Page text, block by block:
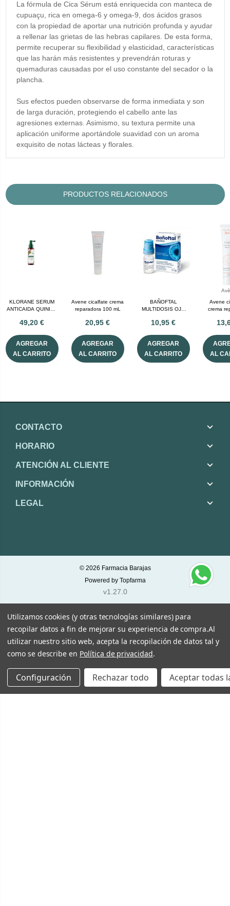
La fórmula de Cica Sérum está enriquecida con manteca de
cupuaçu, rica en omega-6 y omega-9, dos ácidos grasos
con la propiedad de aportar una nutrición profunda y ayudar
a rellenar las grietas de las hebras capilares. De esta forma,
permite recuperar su flexibilidad y elasticidad, características
que las harán más resistentes y prevendrán roturas y
quemaduras causadas por el uso constante del secador o la
plancha.
Sus efectos pueden observarse de forma inmediata y son
de larga duración, protegiendo el cabello ante las
agresiones externas. Asimismo, su textura permite una
aplicación uniforme aportándole suavidad con un aroma
exquisito de notas lácteas y florales.
PRODUCTOS RELACIONADOS
KLORANE SERUM
ANTICAIDA QUININA
49,20 €
AGREGAR
AL CARRITO
Avene cicalfate crema
reparadora 100 mL
20,95 €
AGREGAR
AL CARRITO
BAÑOFTAL
MULTIDOSIS OJO
10,95 €
AGREGAR
AL CARRITO
Avene
crema
AL
CONTACTO
HORARIO
ATENCIÓN AL CLIENTE
INFORMACIÓN
LEGAL
© 2026 Farmacia Barajas
Powered by Topfarma
v1.27.0
Utilizamos cookies (y otras tecnologías similares) para
recopilar datos a fin de mejorar su experiencia de compra.Al
utilizar nuestro sitio web, acepta la recopilación de datos tal y
como se describe en Política de privacidad.
Configuración Rechazar todo Aceptar todas